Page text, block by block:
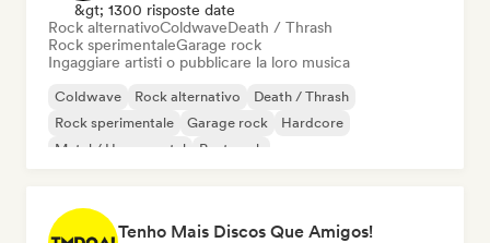
&gt; 1300 risposte date
Rock alternativoColdwaveDeath / Thrash
Rock sperimentaleGarage rock
Ingaggiare artisti o pubblicare la loro musica
Coldwave Rock alternativo
Death / Thrash
Rock sperimentale
Garage rock
Hardcore
Metal / Heavy metal
Post punk
Tenho Mais Discos Que Amigos!